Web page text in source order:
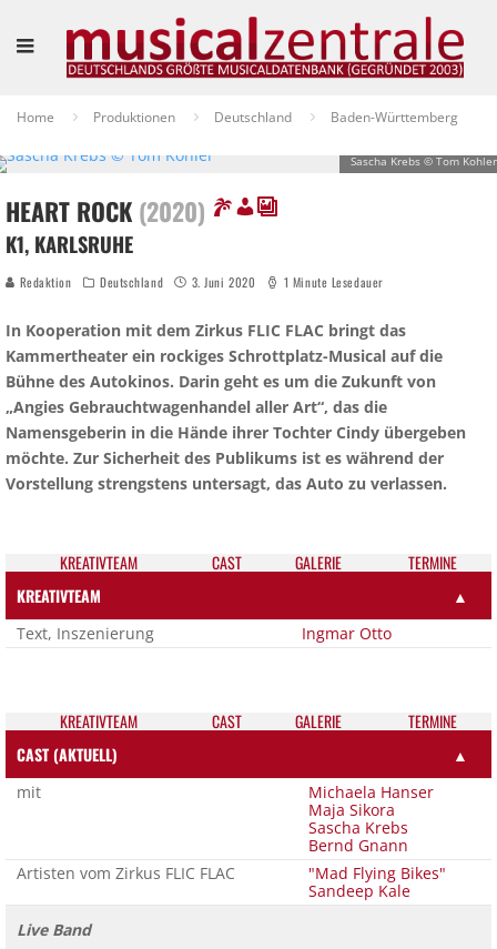
Home Produktionen Deutschland Baden-Württemberg
Sascha Krebs © Tom Kohler
HEART ROCK (2020)
K1, KARLSRUHE
Redaktion Deutschland 3. Juni 2020 1 Minute Lesedauer
In Kooperation mit dem Zirkus FLIC FLAC bringt das
Kammertheater ein rockiges Schrottplatz-Musical auf die
Bühne des Autokinos. Darin geht es um die Zukunft von
„Angies Gebrauchtwagenhandel aller Art“, das die
Namensgeberin in die Hände ihrer Tochter Cindy übergeben
möchte. Zur Sicherheit des Publikums ist es während der
Vorstellung strengstens untersagt, das Auto zu verlassen.
KREATIV­TEAM CAST GALE­RIE
TER­MI­NE
KREATIVTEAM
▲
Text, Inszenierung Ingmar Otto
KREATIV­TEAM CAST GALE­RIE
TER­MI­NE
CAST (AKTUELL)
▲
mit
Michaela Hanser
Maja Sikora
Sascha Krebs
Bernd Gnann
Artisten vom Zirkus FLIC FLAC
"Mad Flying Bikes"
Sandeep Kale
Live Band